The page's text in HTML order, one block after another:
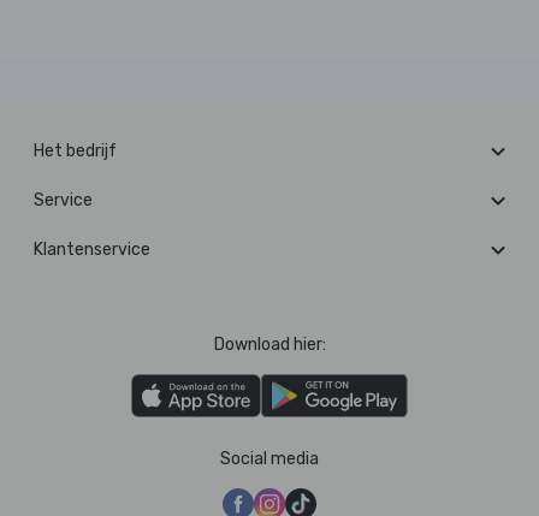
Het bedrijf
Service
Klantenservice
Download hier:
Social media